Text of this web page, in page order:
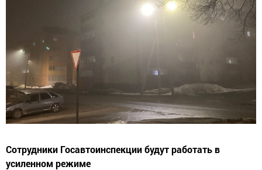
Сотрудники Госавтоинспекции будут работать в
усиленном режиме